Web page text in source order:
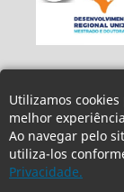
Utilizamos
melhor
Ao navegar pelo
utiliza-los
Privacidade.